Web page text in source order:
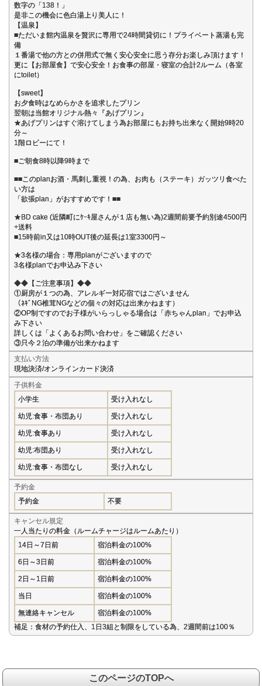
数字の「138！」
是非この機会に色白湯上り美人に！
【温泉】
■ただいま館内温泉を贅沢に専用で24時間貸切に！プライベート蒸湯も完
備
１番湯で他の方との併用式で無く安心安全に思う存分お楽しみ頂けます！
更に【お部屋食】で安心安全！お食事の部屋・寝室の合計2ルーム（各室
にtoilet）
【sweet】
お夕食時はなめらかさを追求したプリン
翌朝は当館オリジナル熱々『あげプリン』
★あげプリンはすぐ溶けてしまう為お部屋にもお持ち出来なく開始9時20
分～
1階ロビーにて！
■ご朝食8時以降9時まで
■■このplanお酒・馬刺し重視！の為、お肉も（ステーキ）ガッツリ食べた
い方は
「欲張plan」がおすすめです！■■
★BD cake (近隣町にｹｰｷ屋さんが１店も無い為)2週間前要予約別途4500円
+送料
■15時前in又は10時OUT後の延長は1室3300円～
★3名様の場合：専用planがございますので
3名様planでお申込み下さい
◆◆【ご注意事項】◆◆
①厨房が１つの為、アレルギー対応宿ではございません
（ﾈｷﾞNG椎茸NGなどの個々の対応は出来かねます）
②OP制ですのでお子様がいらっしゃる場合は「赤ちゃんplan」でお申込
み下さい
詳しくは「よくあるお問い合わせ」をご確認ください
③只今２泊の準備が出来かねます
支払い方法
現地決済/オンラインカード決済
子供料金
小学生
受け入れなし
幼児:食事・布団あり 受け入れなし
幼児:食事あり 受け入れなし
幼児:布団あり 受け入れなし
幼児:食事・布団なし 受け入れなし
予約金
予約金
不要
キャンセル規定
一人当たりの料金（ルームチャージはルームあたり）
14日～7日前
宿泊料金の100%
6日～3日前 宿泊料金の100%
2日～1日前 宿泊料金の100%
当日 宿泊料金の100%
無連絡キャンセル
宿泊料金の100%
補足：食材の予約仕入、1日3組と制限をしている為、2週間前は100％
このページのTOPへ